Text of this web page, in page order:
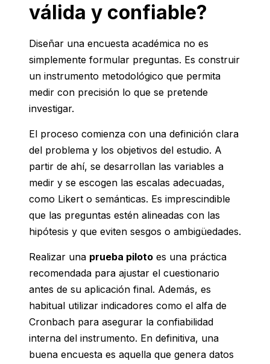
válida y confiable?
Diseñar una encuesta académica no es
simplemente formular preguntas. Es construir
un instrumento metodológico que permita
medir con precisión lo que se pretende
investigar.
El proceso comienza con una definición clara
del problema y los objetivos del estudio. A
partir de ahí, se desarrollan las variables a
medir y se escogen las escalas adecuadas,
como Likert o semánticas. Es imprescindible
que las preguntas estén alineadas con las
hipótesis y que eviten sesgos o ambigüedades.
Realizar una prueba piloto es una práctica
recomendada para ajustar el cuestionario
antes de su aplicación final. Además, es
habitual utilizar indicadores como el alfa de
Cronbach para asegurar la confiabilidad
interna del instrumento. En definitiva, una
buena encuesta es aquella que genera datos